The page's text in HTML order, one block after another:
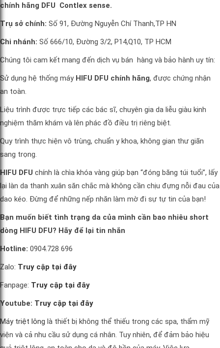
chính hãng DFU Contlex sense.
Trụ sở chính: Số 91, Đường Nguyễn Chí Thanh,TP HN
Chi nhánh: Số 666/10, Đường 3/2, P14,Q10, TP HCM
Chúng tôi cam kết mang đến dịch vụ bán hàng và bảo hành uy tín:
Sử dụng hệ thống máy HIFU DFU chính hãng, được chứng nhận
an toàn.
Liệu trình được trực tiếp các bác sĩ, chuyên gia da liễu giàu kinh
nghiệm thăm khám và lên phác đồ điều trị riêng biệt.
Quy trình thực hiện vô trùng, chuẩn y khoa, không gian thư giãn
sang trọng.
HIFU DFU chính là chìa khóa vàng giúp bạn “đóng băng túi tuổi”, lấy
lại làn da thanh xuân săn chắc mà không cần chịu đựng nỗi đau của
dao kéo. Đừng để những nếp nhăn làm mờ đi sự tự tin của bạn!
Bạn muốn biết tình trạng da của mình cần bao nhiêu short
dòng HIFU DFU? Hãy để lại tin nhắn
Hotline: 0904.728 696
Zalo: Truy cập tại đây
Fanpage: Truy cập tại đây
Youtube: Truy cập tại đây
Máy triệt lông là thiết bị không thể thiếu trong các spa, thẩm mỹ
viện và cả nhu cầu sử dụng cá nhân. Tuy nhiên, để đảm bảo hiệu